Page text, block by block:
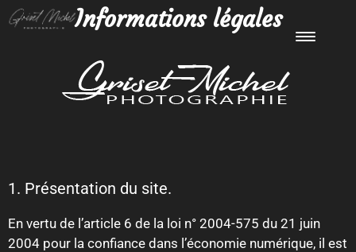
Informations légales
1. Présentation du site.
En vertu de l’article 6 de la loi n° 2004-575 du 21 juin
2004 pour la confiance dans l’économie numérique, il est